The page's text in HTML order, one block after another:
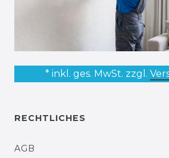
* inkl. ges. MwSt. zzgl.
RECHTLICHES
AGB